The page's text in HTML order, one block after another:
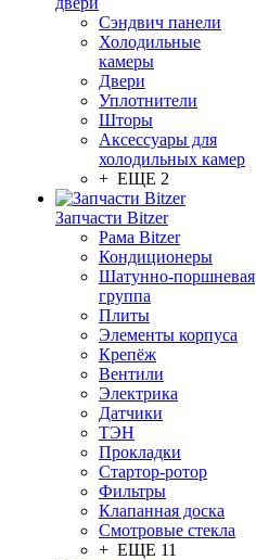
Сэндвич панели
Холодильные
камеры
Двери
Уплотнители
Шторы
Аксессуары для
холодильных камер
+ ЕЩЕ 2
Запчасти Bitzer
Рама Bitzer
Кондиционеры
Шатунно-поршневая
группа
Плиты
Элементы корпуса
Крепёж
Вентили
Электрика
Датчики
ТЭН
Прокладки
Стартор-ротор
Фильтры
Клапанная доска
Смотровые стекла
+ ЕЩЕ 11